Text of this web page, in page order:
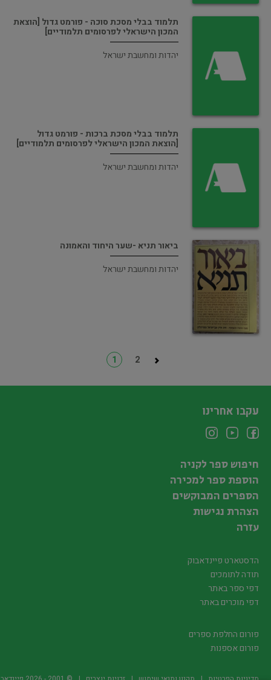
תלמוד בבלי מסכת סוכה - פורמט גדול [הוצאת
המכון הישראלי לפרסומים תלמודיים]
יהדות ומחשבת ישראל
תלמוד בבלי מסכת ברכות - פורמט גדול
[הוצאת המכון הישראלי לפרסומים תלמודיים]
יהדות ומחשבת ישראל
ביאור תניא -שער היחוד והאמונה
יהדות ומחשבת ישראל
1 2
עקבו אחרינו
חיפוש ספר לקניה
הוספת ספר למכירה
הספרים המבוקשים
הצהרת נגישות
עזרה
הדסטארט פיינדאבוק
תודה לתומכים
דפי ספר באתר
דפי מוכרים באתר
פורום החלפת ספרים
פורום אספנות